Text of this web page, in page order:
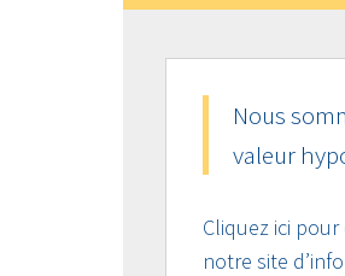
Nous
valeur
Cliquez ici
notre site